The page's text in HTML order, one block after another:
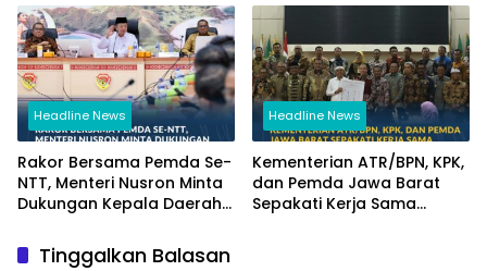
Pandang Masyarakat
NTT
Headline News
Rakor Bersama Pemda Se-
NTT, Menteri Nusron Minta
Dukungan Kepala Daerah
Layanan Pertanahan
Headline News
Kementerian ATR/BPN, KPK,
dan Pemda Jawa Barat
Sepakati Kerja Sama
Tinggalkan Balasan